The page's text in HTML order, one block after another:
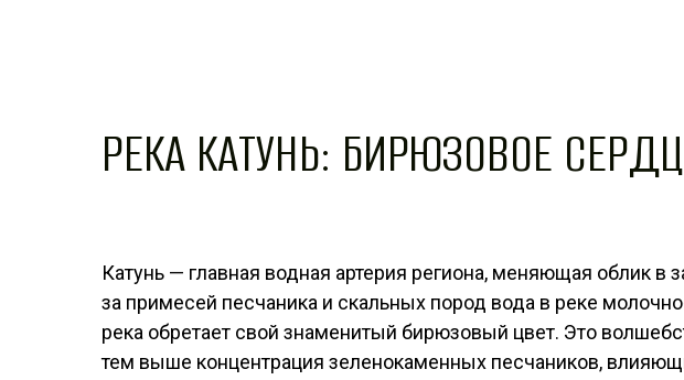
РЕКА КАТУНЬ: БИРЮЗОВОЕ
Катунь — главная водная артерия региона, меняющая облик
за примесей песчаника и скальных пород вода в реке
река обретает свой знаменитый бирюзовый цвет. Это
тем выше концентрация зеленокаменных песчаников,